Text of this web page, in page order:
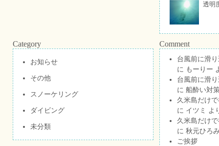
透明
Category
お知らせ
その他
スノーケリング
ダイビング
未分類
Comment
台風前に滑
に もーりー
台風前に滑
に 船酔い対
久米島だけ
に イツミ よ
久米島だけ
に 秋元ひろ
ご挨拶